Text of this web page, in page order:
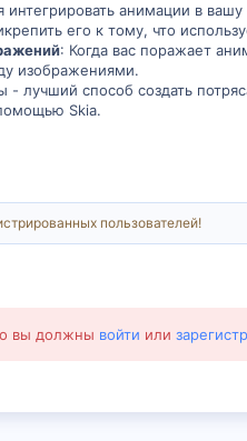
интегрировать анимации в
его к тому, что
: Когда вас поражает
изображениями.
- лучший способ создать
Skia.
пользователей!
вы должны войти или